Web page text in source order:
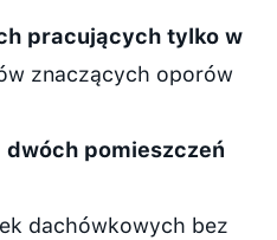
pracujących tylko w
znaczących oporów
pomieszczeń
dachówkowych bez